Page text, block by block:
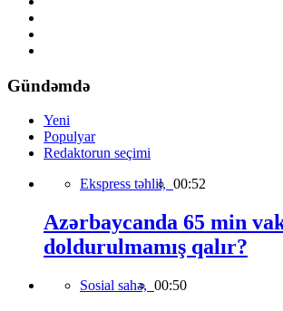
Gündəmdə
Yeni
Populyar
Redaktorun seçimi
Ekspress təhlil, 00:52
Azərbaycanda 65 min
doldurulmamış qalır?
Sosial sahə, 00:50